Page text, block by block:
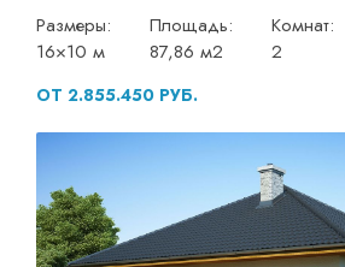
Размеры:
16×10 м
Площадь:
87,86 м2
Комнат:
2
ОТ 2.855.450 РУБ.